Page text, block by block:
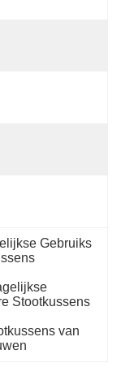
Gebruiks
Stootkussens
van